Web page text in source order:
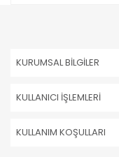
KURUMSAL BİLGİLER
KULLANICI İŞLEMLERİ
KULLANIM KOŞULLARI